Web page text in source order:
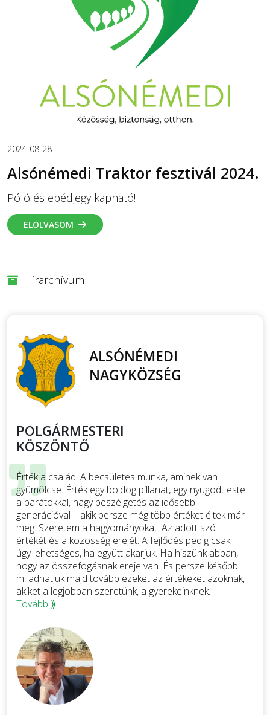
2024-08-28
Alsónémedi Traktor fesztivál 2024.
Póló és ebédjegy kapható!
ELOLVASOM
Hírarchívum
POLGÁRMESTERI
KÖSZÖNTŐ
Érték a család. A becsületes munka, aminek van
gyümölcse. Érték egy boldog pillanat, egy nyugodt este
a barátokkal, nagy beszélgetés az idősebb
generációval – akik persze még több értéket éltek már
meg. Szeretem a hagyományokat. Az adott szó
értékét és a közösség erejét. A fejlődés pedig csak
úgy lehetséges, ha együtt akarjuk. Ha hiszünk abban,
hogy az összefogásnak ereje van. És persze később
mi adhatjuk majd tovább ezeket az értékeket azoknak,
akiket a legjobban szeretünk, a gyerekeinknek.
Tovább ⟫